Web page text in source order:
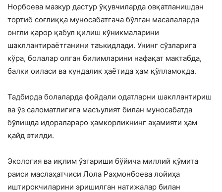
Норбоева мазкур дастур ўқувчиларда овқатланишдан
тортиб соғлиққа муносабатгача бўлган масалаларда
онгли қарор қабул қилиш кўникмаларини
шакллантираётганини таъкидлади. Унинг сўзларига
кўра, болалар олган билимларини нафақат мактабда,
балки оиласи ва кундалик ҳаётида ҳам қўлламоқда.
Тадбирда болаларда фойдали одатларни шакллантириш
ва ўз саломатлигига масъулият билан муносабатда
бўлишда идоралараро ҳамкорликнинг аҳамияти ҳам
қайд этилди.
Экология ва иқлим ўзгариши бўйича миллий қўмита
раиси маслаҳатчиси Лола Раҳмонбоева лойиҳа
иштирокчиларини эришилган натижалар билан